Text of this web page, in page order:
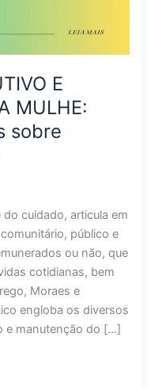
E
MULHE:
sobre
cuidado, articula em
público e
ou não, que
cotidianas, bem
Moraes e
engloba os diversos
e manutenção do […]